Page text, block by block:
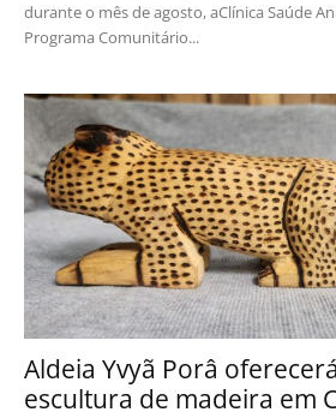
durante o mês de agosto, aClínica Saúde
Programa Comunitário...
Aldeia Yvyã Porâ
escultura de madeira em